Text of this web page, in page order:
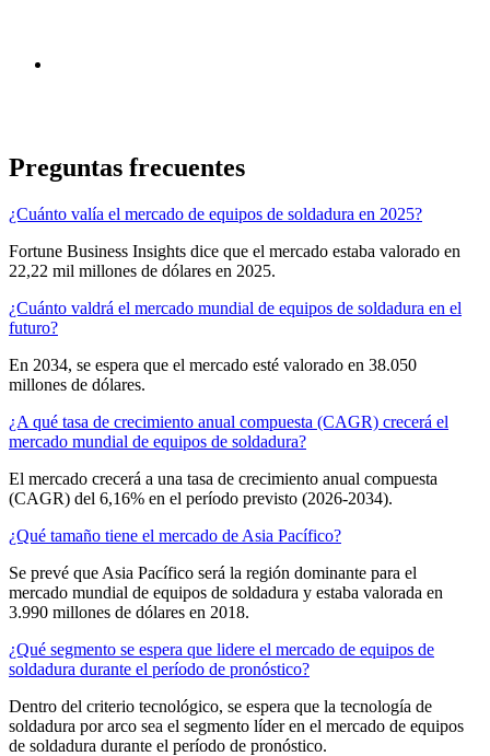
Preguntas frecuentes
¿Cuánto valía el mercado de equipos de soldadura en 2025?
Fortune Business Insights dice que el mercado estaba valorado en
22,22 mil millones de dólares en 2025.
¿Cuánto valdrá el mercado mundial de equipos de soldadura en el
futuro?
En 2034, se espera que el mercado esté valorado en 38.050
millones de dólares.
¿A qué tasa de crecimiento anual compuesta (CAGR) crecerá el
mercado mundial de equipos de soldadura?
El mercado crecerá a una tasa de crecimiento anual compuesta
(CAGR) del 6,16% en el período previsto (2026-2034).
¿Qué tamaño tiene el mercado de Asia Pacífico?
Se prevé que Asia Pacífico será la región dominante para el
mercado mundial de equipos de soldadura y estaba valorada en
3.990 millones de dólares en 2018.
¿Qué segmento se espera que lidere el mercado de equipos de
soldadura durante el período de pronóstico?
Dentro del criterio tecnológico, se espera que la tecnología de
soldadura por arco sea el segmento líder en el mercado de equipos
de soldadura durante el período de pronóstico.